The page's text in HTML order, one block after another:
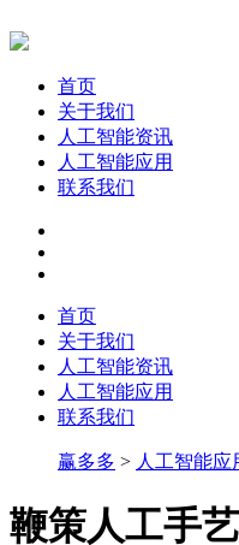
首页
关于我们
人工智能资讯
人工智能应用
联系我们
首页
关于我们
人工智能资讯
人工智能应用
联系我们
赢多多 > 人工智能应
鞭策人工手